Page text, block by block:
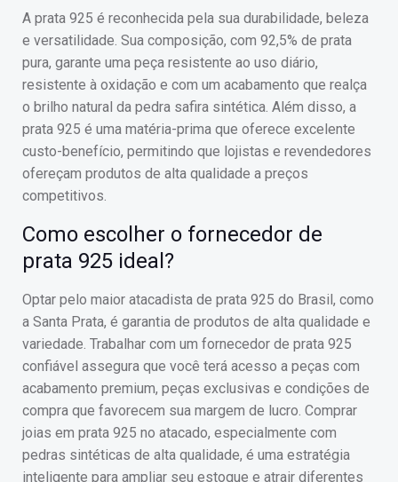
A prata 925 é reconhecida pela sua durabilidade, beleza
e versatilidade. Sua composição, com 92,5% de prata
pura, garante uma peça resistente ao uso diário,
resistente à oxidação e com um acabamento que realça
o brilho natural da pedra safira sintética. Além disso, a
prata 925 é uma matéria-prima que oferece excelente
custo-benefício, permitindo que lojistas e revendedores
ofereçam produtos de alta qualidade a preços
competitivos.
Como escolher o fornecedor de
prata 925 ideal?
Optar pelo maior atacadista de prata 925 do Brasil, como
a Santa Prata, é garantia de produtos de alta qualidade e
variedade. Trabalhar com um fornecedor de prata 925
confiável assegura que você terá acesso a peças com
acabamento premium, peças exclusivas e condições de
compra que favorecem sua margem de lucro. Comprar
joias em prata 925 no atacado, especialmente com
pedras sintéticas de alta qualidade, é uma estratégia
inteligente para ampliar seu estoque e atrair diferentes